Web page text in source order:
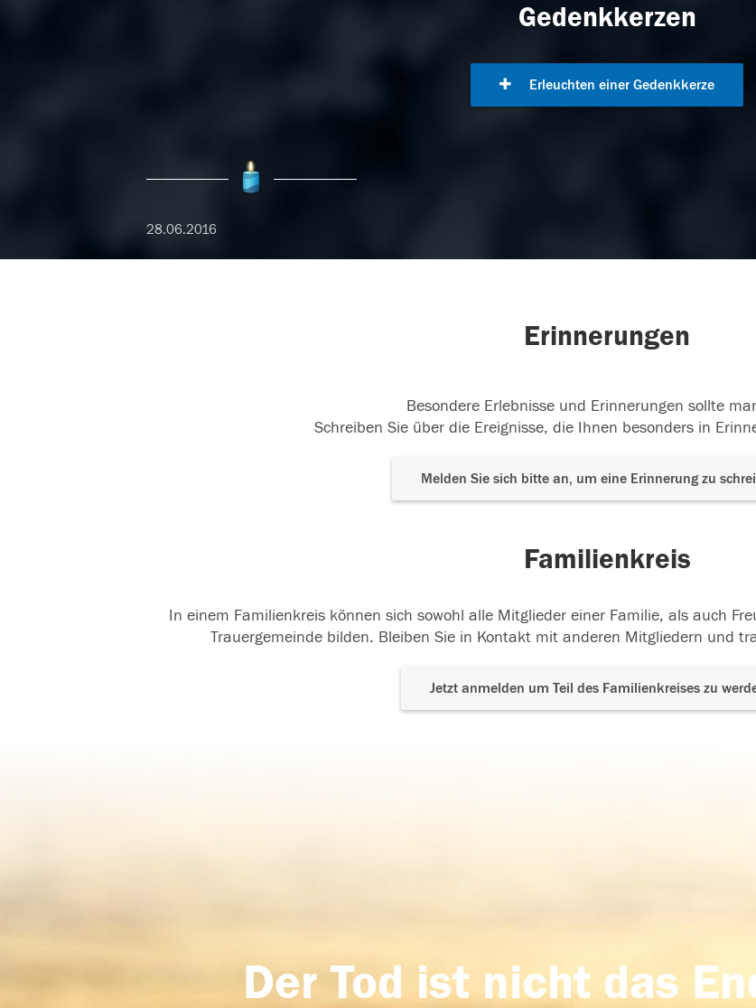
Gedenkkerzen
Erleuchten einer Gedenkkerze
28.06.2016
Erinnerungen
Besondere Erlebnisse und Erinnerungen sollte
Schreiben Sie über die Ereignisse, die Ihnen besonders in
Melden Sie sich bitte an, um eine Erinnerung zu
Familienkreis
In einem Familienkreis können sich sowohl alle Mitglieder einer Familie, als auch
Trauergemeinde bilden. Bleiben Sie in Kontakt mit anderen Mitgliedern und
Jetzt anmelden um Teil des Familienkreises zu
Der Tod ist nicht das